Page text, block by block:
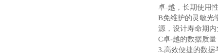
卓-越，长期使用
B免维护的灵敏光
源，设计寿命期
C卓-越的数据质
3.高效便捷的数据